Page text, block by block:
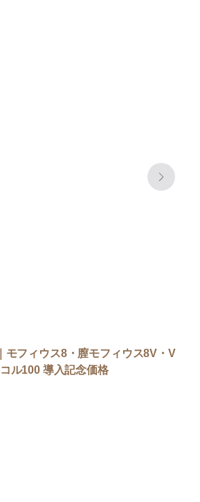
モフィウス8・膣モフィウス8V・V
ル100 導入記念価格